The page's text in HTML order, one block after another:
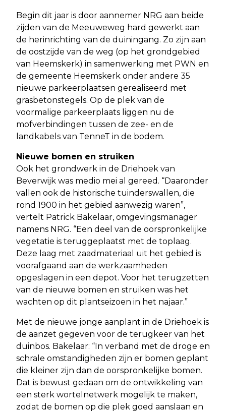
Begin dit jaar is door aannemer NRG aan beide
zijden van de Meeuweweg hard gewerkt aan
de herinrichting van de duiningang. Zo zijn aan
de oostzijde van de weg (op het grondgebied
van Heemskerk) in samenwerking met PWN en
de gemeente Heemskerk onder andere 35
nieuwe parkeerplaatsen gerealiseerd met
grasbetonstegels. Op de plek van de
voormalige parkeerplaats liggen nu de
mofverbindingen tussen de zee- en de
landkabels van TenneT in de bodem.
Nieuwe bomen en struiken
Ook het grondwerk in de Driehoek van
Beverwijk was medio mei al gereed. “Daaronder
vallen ook de historische tuinderswallen, die
rond 1900 in het gebied aanwezig waren”,
vertelt Patrick Bakelaar, omgevingsmanager
namens NRG. “Een deel van de oorspronkelijke
vegetatie is teruggeplaatst met de toplaag.
Deze laag met zaadmateriaal uit het gebied is
voorafgaand aan de werkzaamheden
opgeslagen in een depot. Voor het terugzetten
van de nieuwe bomen en struiken was het
wachten op dit plantseizoen in het najaar.”
Met de nieuwe jonge aanplant in de Driehoek is
de aanzet gegeven voor de terugkeer van het
duinbos. Bakelaar: “In verband met de droge en
schrale omstandigheden zijn er bomen geplant
die kleiner zijn dan de oorspronkelijke bomen.
Dat is bewust gedaan om de ontwikkeling van
een sterk wortelnetwerk mogelijk te maken,
zodat de bomen op die plek goed aanslaan en